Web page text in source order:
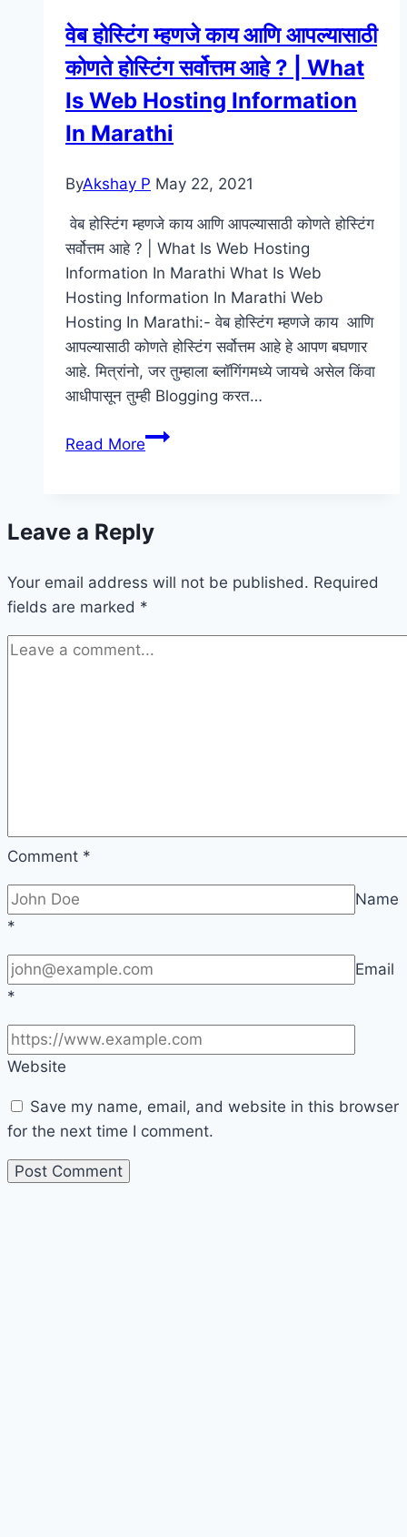
Blogging
Information
In
Marathi
वेब होस्टिंग म्हणजे काय आणि आपल्यासाठी
कोणते होस्टिंग सर्वोत्तम आहे ? | What
Is Web Hosting Information
In Marathi
ByAkshay P May 22, 2021
वेब होस्टिंग म्हणजे काय आणि आपल्यासाठी कोणते होस्टिंग
सर्वोत्तम आहे ? | What Is Web Hosting
Information In Marathi What Is Web
Hosting Information In Marathi Web
Hosting In Marathi:- वेब होस्टिंग म्हणजे काय आणि
आपल्यासाठी कोणते होस्टिंग सर्वोत्तम आहे हे आपण बघणार
आहे. मित्रांनो, जर तुम्हाला ब्लॉगिंगमध्ये जायचे असेल किंवा
आधीपासून तुम्ही Blogging करत…
Read Moreवेब
आणि
कोणते
होस्टिंग
सर्वोत्तम
आहे
Leave a Reply
Your email address will not be published. Required
fields are marked *
Comment *
Name
*
Email
*
Website
Save my name, email, and website in this browser
for the next time I comment.